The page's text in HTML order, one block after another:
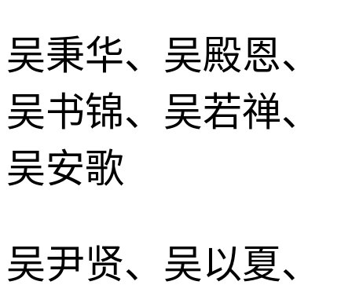
吴秉华、吴殿恩、
吴书锦、吴若禅、
吴安歌
吴尹贤、吴以夏、